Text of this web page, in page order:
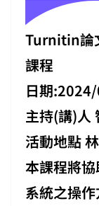
Turnitin論
課程
日期:
主持(講)人
活動地點
本課程將
系統之操作